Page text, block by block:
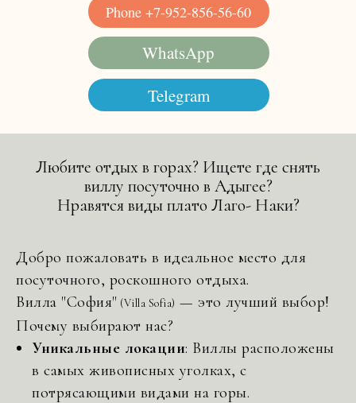
Любите отдых в горах? Ищете где снять
виллу посуточно в Адыгее?
Нравятся виды плато Лаго- Наки?
Добро пожаловать в идеальное место для
посуточного, роскошного отдыха.
Вилла "София" (Villa Sofia) — это лучший выбор!
Почему выбирают нас?
Уникальные локации: Виллы расположены
в самых живописных уголках, с
потрясающими видами на горы.